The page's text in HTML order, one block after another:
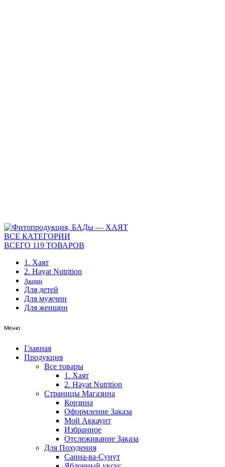
ВСЕ КАТЕГОРИИ
ВСЕГО 119 ТОВАРОВ
1. Хаят
2. Hayat Nutrition
Акции
Для детей
Для мужчин
Для женщин
Меню
Главная
Продукция
Все товары
1. Хаят
2. Hayat Nutrition
Страницы Магазина
Корзина
Оформление Заказа
Мой Аккаунт
Избранное
Отслеживание Заказа
Для Похудения
Санна-ва-Сунут